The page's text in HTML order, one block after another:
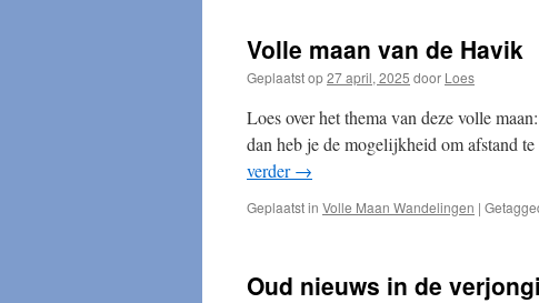
Volle maan van de Havik
Geplaatst op27 april, 2025 door Loes
Loes over het thema van deze volle
dan heb je de mogelijkheid om afstand
verder→
Geplaatst in Volle Maan Wandelingen |
Oud nieuws in de